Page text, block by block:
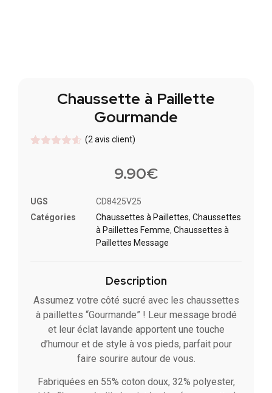
Chaussette à Paillette
Gourmande
(2 avis client)
9.90€
UGS
CD8425V25
Catégories
Chaussettes à Paillette​s, Chaussettes
à Paillettes Femme, Chaussettes à
Paillettes Message​
Description
Assumez votre côté sucré avec les chaussettes
à paillettes “Gourmande” ! Leur message brodé
et leur éclat lavande apportent une touche
d’humour et de style à vos pieds, parfait pour
faire sourire autour de vous.
Fabriquées en 55% coton doux, 32% polyester,